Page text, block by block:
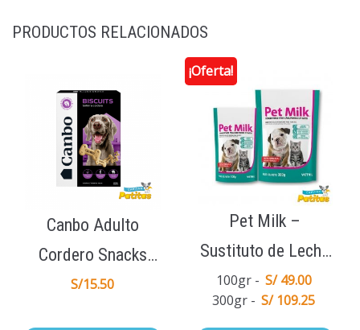
PRODUCTOS RELACIONADOS
Canbo Adulto
Cordero Snacks
Galletas de Premio
S/15.50
¡Oferta!
Pet Milk –
Sustituto de Leche
Materna
100gr
S/ 49.00
300gr
S/ 109.25